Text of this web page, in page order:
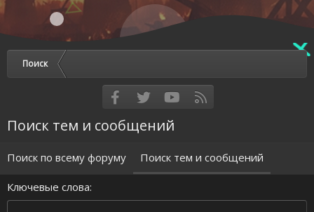
Поиск
FacebookTwitter youtube
Поиск тем и сообщений
Поиск по всему форуму Поиск тем и сообщений
Ключевые слова